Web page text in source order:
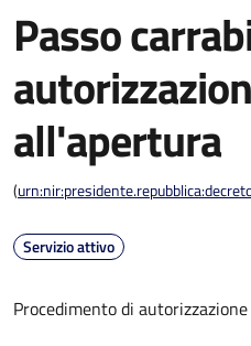
Passo
all'apertura
(
Servizio attivo
Procedimento di